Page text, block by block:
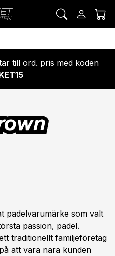
till ord. pris med koden
padelvarumärke som valt
passion, padel.
traditionellt familjeföretag
att vara nära kunden